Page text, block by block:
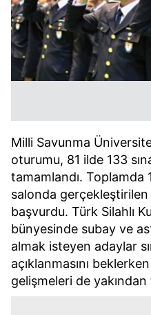
Milli Savunma
oturumu, 81 ilde 133
tamamlandı.
salonda gerçekleştirilen
başvurdu. Türk Silahlı
bünyesinde subay ve
almak isteyen adaylar
açıklanmasını
gelişmeleri de